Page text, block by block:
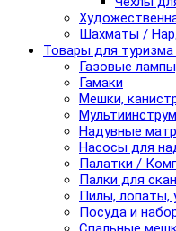
Шахматы /
Товары для
Газовые
Гамаки
Мешки,
Надувные
Насосы для
Палатки /
Палки для
Пилы, лопаты,
Посуда и